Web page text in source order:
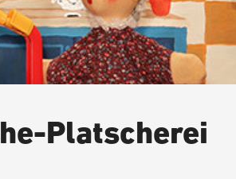
Platscherei